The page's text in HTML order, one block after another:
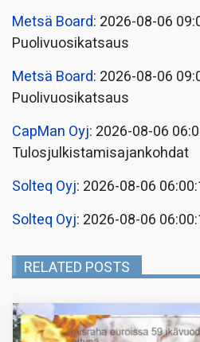
Metsä Board: 2026-08-06
Puolivuosikatsaus
Metsä Board: 2026-08-06
Puolivuosikatsaus
CapMan Oyj: 2026-08-06
Tulosjulkistamisajankohdat
Solteq Oyj: 2026-08-06
Solteq Oyj: 2026-08-06
RELATED POSTS